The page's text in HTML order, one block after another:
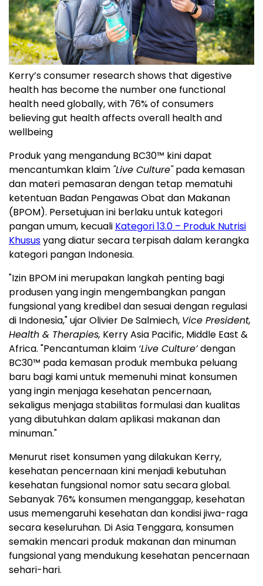
Kerry’s consumer research shows that digestive
health has become the number one functional
health need globally, with 76% of consumers
believing gut health affects overall health and
wellbeing
Produk yang mengandung BC30™ kini dapat
mencantumkan klaim "Live Culture"pada kemasan
dan materi pemasaran dengan tetap mematuhi
ketentuan Badan Pengawas Obat dan Makanan
(BPOM). Persetujuan ini berlaku untuk kategori
pangan umum, kecuali Kategori 13.0 – Produk Nutrisi
Khususyang diatur secara terpisah dalam kerangka
kategori pangan Indonesia.
"Izin BPOM ini merupakan langkah penting bagi
produsen yang ingin mengembangkan pangan
fungsional yang kredibel dan sesuai dengan regulasi
di Indonesia," ujar Olivier De Salmiech, Vice President,
Health & Therapies, Kerry Asia Pacific, Middle East &
Africa. "Pencantuman klaim ‘Live Culture’dengan
BC30™ pada kemasan produk membuka peluang
baru bagi kami untuk memenuhi minat konsumen
yang ingin menjaga kesehatan pencernaan,
sekaligus menjaga stabilitas formulasi dan kualitas
yang dibutuhkan dalam aplikasi makanan dan
minuman."
Menurut riset konsumen yang dilakukan Kerry,
kesehatan pencernaan kini menjadi kebutuhan
kesehatan fungsional nomor satu secara global.
Sebanyak 76% konsumen menganggap, kesehatan
usus memengaruhi kesehatan dan kondisi jiwa-raga
secara keseluruhan. Di Asia Tenggara, konsumen
semakin mencari produk makanan dan minuman
fungsional yang mendukung kesehatan pencernaan
sehari-hari.